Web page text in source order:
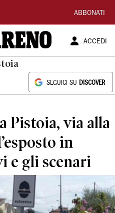
ABBONATI
ACCEDI
SEGUICI SU DISCOVER
Pistoia, via alla
in
e gli scenari